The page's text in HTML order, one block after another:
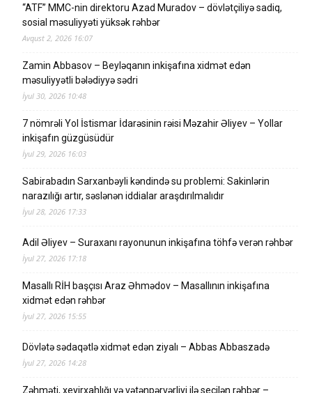
“ATF” MMC-nin direktoru Azad Muradov – dövlətçiliyə sadiq,
sosial məsuliyyəti yüksək rəhbər
Avqust 2, 2026 16:07
Zamin Abbasov – Beyləqanın inkişafına xidmət edən
məsuliyyətli bələdiyyə sədri
İyul 30, 2026 10:48
7 nömrəli Yol İstismar İdarəsinin rəisi Məzahir Əliyev – Yollar
inkişafın güzgüsüdür
İyul 29, 2026 16:03
Sabirabadın Sarxanbəyli kəndində su problemi: Sakinlərin
narazılığı artır, səslənən iddialar araşdırılmalıdır
İyul 28, 2026 17:33
Adil Əliyev – Suraxanı rayonunun inkişafına töhfə verən rəhbər
İyul 27, 2026 17:18
Masallı RİH başçısı Araz Əhmədov – Masallının inkişafına
xidmət edən rəhbər
İyul 27, 2026 15:55
Dövlətə sədaqətlə xidmət edən ziyalı – Abbas Abbaszadə
İyul 27, 2026 14:28
Zəhməti, xeyirxahlığı və vətənpərvərliyi ilə seçilən rəhbər –